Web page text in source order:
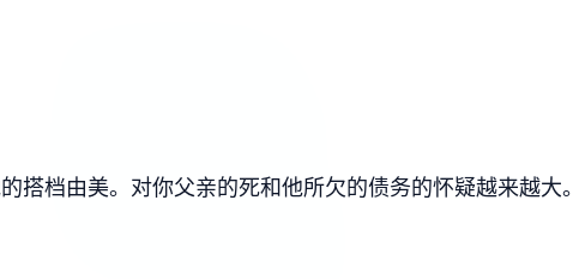
搭档由美。对你父亲的死和他所欠的债务的怀疑越来越大。